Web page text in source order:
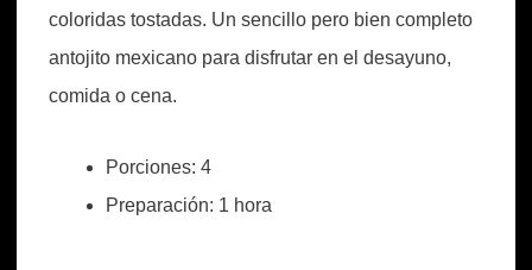
coloridas tostadas. Un sencillo pero bien completo
antojito mexicano para disfrutar en el desayuno,
comida o cena.
Porciones: 4
Preparación: 1 hora